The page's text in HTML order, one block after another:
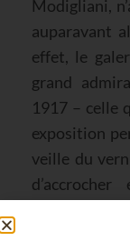
Modigliani,
auparavant
effet, le
grand
1917 – celle
exposition
veille du